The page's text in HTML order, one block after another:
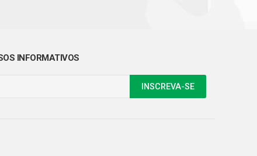
INFORMATIVOS
INSCREVA-SE